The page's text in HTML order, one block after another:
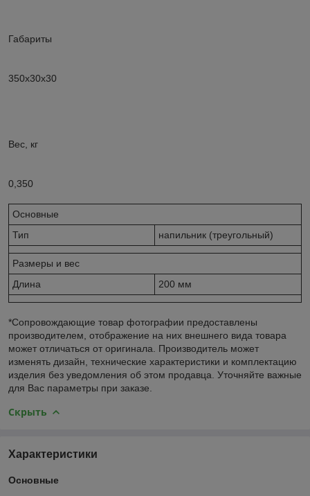
Габариты
350х30х30
Вес, кг
0,350
Основные
Тип
напильник (треугольный)
Размеры и вес
Длина
200 мм
*Сопровождающие товар фотографии предоставлены
производителем, отображение на них внешнего вида товара
может отличаться от оригинала. Производитель может
изменять дизайн, технические характеристики и комплектацию
изделия без уведомления об этом продавца. Уточняйте важные
для Вас параметры при заказе.
Скрыть
Характеристики
Основные